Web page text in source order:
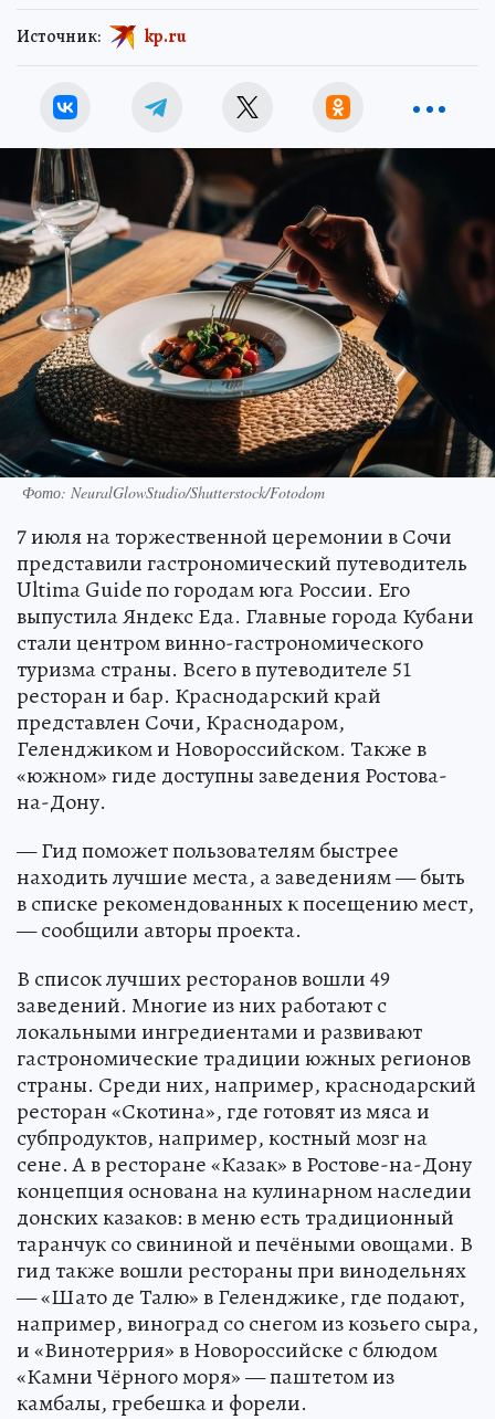
Источник: kp.ru
Фото: NeuralGlowStudio/Shutterstock/Fotodom
7 июля на торжественной церемонии в Сочи
представили гастрономический путеводитель
Ultima Guide по городам юга России. Его
выпустила Яндекс Еда. Главные города Кубани
стали центром винно-гастрономического
туризма страны. Всего в путеводителе 51
ресторан и бар. Краснодарский край
представлен Сочи, Краснодаром,
Геленджиком и Новороссийском. Также в
«южном» гиде доступны заведения Ростова-
на-Дону.
— Гид поможет пользователям быстрее
находить лучшие места, а заведениям — быть
в списке рекомендованных к посещению мест,
— сообщили авторы проекта.
В список лучших ресторанов вошли 49
заведений. Многие из них работают с
локальными ингредиентами и развивают
гастрономические традиции южных регионов
страны. Среди них, например, краснодарский
ресторан «Скотина», где готовят из мяса и
субпродуктов, например, костный мозг на
сене. А в ресторане «Казак» в Ростове-на-Дону
концепция основана на кулинарном наследии
донских казаков: в меню есть традиционный
таранчук со свининой и печёными овощами. В
гид также вошли рестораны при винодельнях
— «Шато де Талю» в Геленджике, где подают,
например, виноград со снегом из козьего сыра,
и «Винотеррия» в Новороссийске с блюдом
«Камни Чёрного моря» — паштетом из
камбалы, гребешка и форели.